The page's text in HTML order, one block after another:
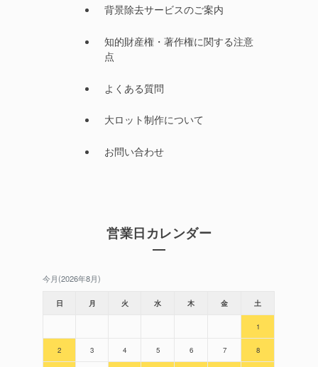
背景除去サービスのご案内
知的財産権・著作権に関する注意
点
よくある質問
大ロット制作について
お問い合わせ
営業日カレンダー
今月(2026年8月)
日 月 火 水 木 金 土
1
2 3 4 5 6 7 8